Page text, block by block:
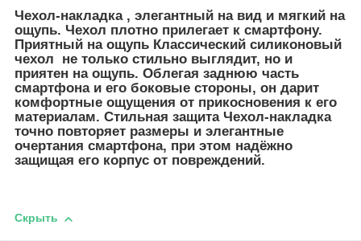
Чехол-накладка , элегантный на вид и мягкий на
ощупь. Чехол плотно прилегает к смартфону.
Приятный на ощупь Классический силиконовый
чехол не только стильно выглядит, но и
приятен на ощупь. Облегая заднюю часть
смартфона и его боковые стороны, он дарит
комфортные ощущения от прикосновения к его
материалам. Стильная защита Чехол-накладка
точно повторяет размеры и элегантные
очертания смартфона, при этом надёжно
защищая его корпус от повреждений.
Скрыть